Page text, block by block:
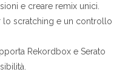
e creare remix unici.
lo scratching e un controllo
Rekordbox e Serato